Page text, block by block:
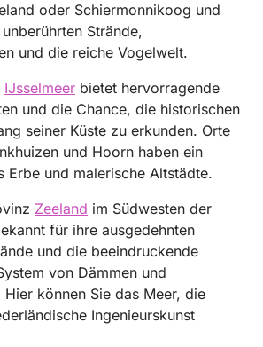
oder Schiermonnikoog und
Strände,
und die reiche Vogelwelt.
IJsselmeer bietet hervorragende
und die Chance, die historischen
seiner Küste zu erkunden. Orte
und Hoorn haben ein
Erbe und malerische Altstädte.
Zeeland im Südwesten der
für ihre ausgedehnten
und die beeindruckende
von Dämmen und
können Sie das Meer, die
Ingenieurskunst